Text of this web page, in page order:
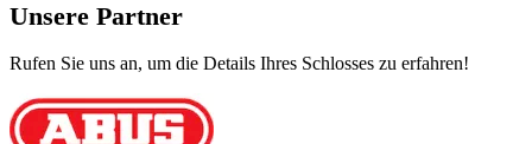
Unsere Partner
Rufen Sie uns an, um die Details Ihres Schlosses zu erfahren!